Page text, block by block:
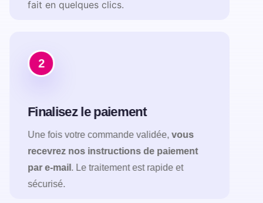
fait en quelques clics.
2
Finalisez le paiement
Une fois votre commande validée, vous
recevrez nos instructions de paiement
par e-mail . Le traitement est rapide et
sécurisé.